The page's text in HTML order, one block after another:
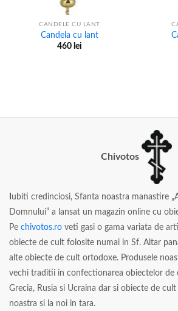
CANDELE CU LANT
Candela cu lant
460 lei
Chivotos
ubiti credinciosi, Sfanta noastra manastire
Domnului” a lansat un magazin online cu
Pe chivotos.ro veti gasi o gama variata de
obiecte de cult folosite numai in Sf. Altar
alte obiecte de cult ortodoxe. Produsele
vechi traditii in confectionarea obiectelor de
Grecia, Rusia si Ucraina dar si obiecte de
noastra si la noi in tara.